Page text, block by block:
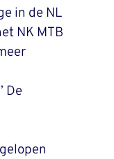
in de NL
NK MTB
De